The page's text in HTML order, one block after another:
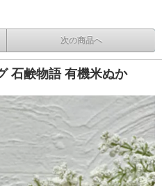
次の商品へ
石鹸物語 有機米ぬか